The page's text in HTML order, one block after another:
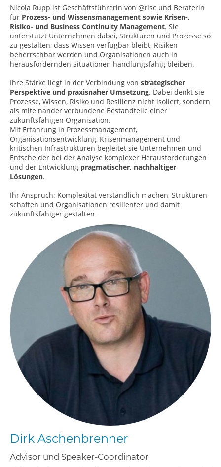
Nicola Rupp ist Geschäftsführerin von @risc und Beraterin
für Prozess- und Wissensmanagement sowie Krisen-,
Risiko- und Business Continuity Management. Sie
unterstützt Unternehmen dabei, Strukturen und Prozesse so
zu gestalten, dass Wissen verfügbar bleibt, Risiken
beherrschbar werden und Organisationen auch in
herausfordernden Situationen handlungsfähig bleiben.
Ihre Stärke liegt in der Verbindung von strategischer
Perspektive und praxisnaher Umsetzung. Dabei denkt sie
Prozesse, Wissen, Risiko und Resilienz nicht isoliert, sondern
als miteinander verbundene Bestandteile einer
zukunftsfähigen Organisation.
Mit Erfahrung in Prozessmanagement,
Organisationsentwicklung, Krisenmanagement und
kritischen Infrastrukturen begleitet sie Unternehmen und
Entscheider bei der Analyse komplexer Herausforderungen
und der Entwicklung pragmatischer, nachhaltiger
Lösungen.
Ihr Anspruch: Komplexität verständlich machen, Strukturen
schaffen und Organisationen resilienter und damit
zukunftsfähiger gestalten.
Dirk Aschenbrenner
Advisor und Speaker-Coordinator